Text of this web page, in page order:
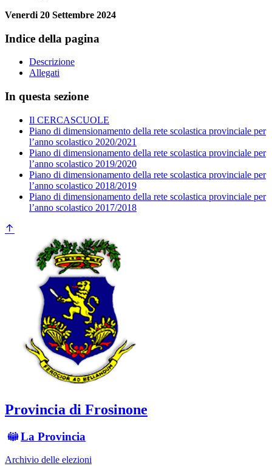
Venerdi 20 Settembre 2024
Indice della pagina
Descrizione
Allegati
In questa sezione
Il CERCASCUOLE
Piano di dimensionamento della rete scolastica provinciale per
l’anno scolastico 2020/2021
Piano di dimensionamento della rete scolastica provinciale per
l’anno scolastico 2019/2020
Piano di dimensionamento della rete scolastica provinciale per
l’anno scolastico 2018/2019
Piano di dimensionamento della rete scolastica provinciale per
l’anno scolastico 2017/2018
Provincia di Frosinone
La Provincia
Archivio delle elezioni